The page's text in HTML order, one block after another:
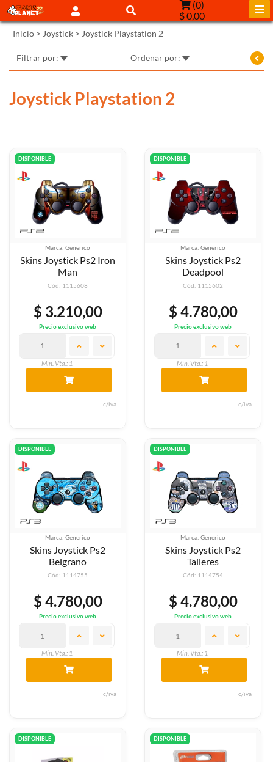
(0)
$ 0,00
Inicio > Joystick > Joystick Playstation 2
Filtrar por: Ordenar por:
Joystick Playstation 2
DISPONIBLE
Marca: Generico
Skins Joystick Ps2 Iron
Man
Cód: 1115608
$ 3.210,00
Precio exclusivo web
Min. Vta.: 1
c/iva
DISPONIBLE
Marca: Generico
Skins Joystick Ps2
Deadpool
Cód: 1115602
$ 4.780,00
Precio exclusivo web
Min. Vta.: 1
c/iva
DISPONIBLE
Marca: Generico
Skins Joystick Ps2
Belgrano
Cód: 1114755
$ 4.780,00
Precio exclusivo web
Min. Vta.: 1
c/iva
DISPONIBLE
Marca: Generico
Skins Joystick Ps2
Talleres
Cód: 1114754
$ 4.780,00
Precio exclusivo web
Min. Vta.: 1
c/iva
DISPONIBLE DISPONIBLE